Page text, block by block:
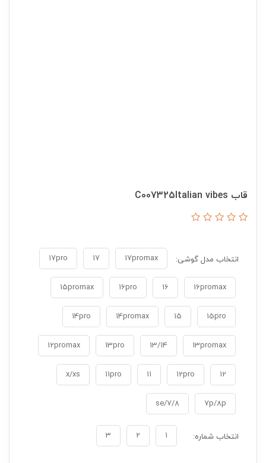
قاب C007325Italian vibes
انتخاب مدل گوشی: 17promax
17
17pro
16promax
16
16pro
15promax
15pro
15
14promax
14pro
13promax
13/14
13pro
12promax
12
12pro
11
11pro
x/xs
7p/8p
7/8/se
انتخاب شماره: 1
2
3